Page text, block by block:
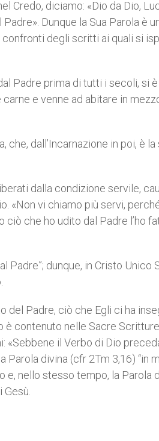
Credo, diciamo: «Dio da Dio,
Dunque la Sua Parola è
degli scritti ai quali si
Padre prima di tutti i secoli, si
e venne ad abitare in
dall’Incarnazione in poi, è la
dalla condizione servile,
«Non vi chiamo più servi,
ciò che ho udito dal Padre l’ho
dunque, in Cristo Unico
del Padre, ciò che Egli ci ha
è contenuto nelle Sacre
«Sebbene il Verbo di Dio
Parola divina (cfr 2Tm 3,16) “in
nello stesso tempo, la Parola